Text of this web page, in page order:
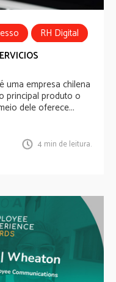
RH Digital
Benefits
é uma empresa chilena
principal produto o
dele oferece...
4 min de leitura.